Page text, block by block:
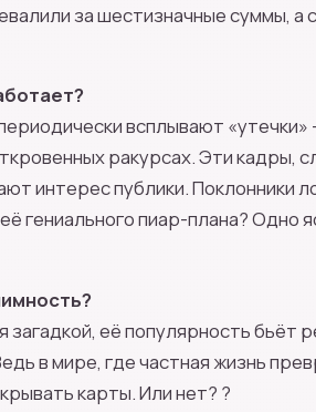
за шестизначные суммы, а
всплывают
ракурсах. Эти кадры,
интерес публики. Поклонники
гениального пиар-плана? Одно
загадкой, её популярность бьёт
в мире, где частная жизнь
карты. Или нет? ?